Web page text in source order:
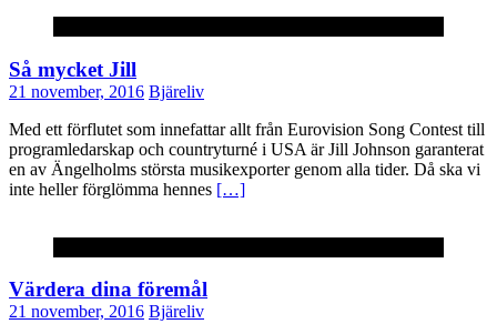
Så mycket Jill
21 november, 2016 Bjäreliv
Med ett förflutet som innefattar allt från Eurovision Song Contest till
programledarskap och countryturné i USA är Jill Johnson garanterat
en av Ängelholms största musikexporter genom alla tider. Då ska vi
inte heller förglömma hennes […]
Värdera dina föremål
21 november, 2016 Bjäreliv